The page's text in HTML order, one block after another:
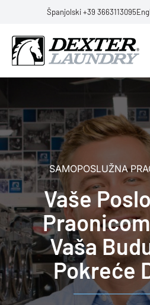
Španjolski +39 3663113095
SAMOPOSLUŽNA
Vaše
Vaša
Pokreće